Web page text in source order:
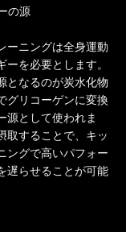
の源
ーニングは全身運動
ーを必要とします。
となるのが炭水化物
グリコーゲンに変換
源として使われま
取することで、キッ
ングで高いパフォー
遅らせることが可能